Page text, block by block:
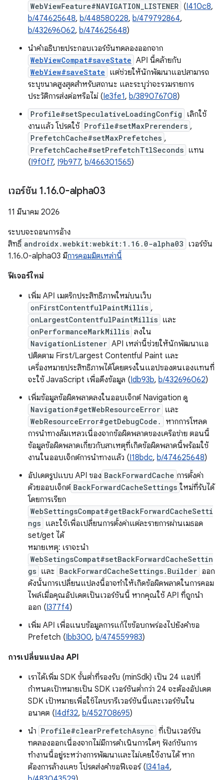
WebViewFeature#NAVIGATION_LISTENER (I410c8,
b/474625648, b/448580228, b/479792864,
b/432696062, b/474625648)
นำคำอธิบายประกอบเวอร์ชันทดลองออกจาก
WebViewCompat#saveState API นี้คล้ายกับ
WebView#saveState แต่ช่วยให้นักพัฒนาแอปสามารถ
ระบุขนาดสูงสุดสำหรับสถานะ และระบุว่าจะรวมรายการ
ประวัติการส่งต่อหรือไม่ (Ie3fe1, b/389076708)
Profile#setSpeculativeLoadingConfig เลิกใช้
งานแล้ว โปรดใช้ Profile#setMaxPrerenders ,
PrefetchCache#setMaxPrefetches ,
PrefetchCache#setPrefetchTtlSeconds แทน
(I9f0f7, I9b977, b/466301565)
เวอร์ชัน 1.16.0-alpha03
11 มีนาคม 2026
ระบบจะถอนการอ้าง
สิทธิ์ androidx.webkit:webkit:1.16.0-alpha03 เวอร์ชัน
1.16.0-alpha03 มีการคอมมิตเหล่านี้
ฟีเจอร์ใหม่
เพิ่ม API เมตริกประสิทธิภาพใหม่บนเว็บ
onFirstContentfulPaintMillis ,
onLargestContentfulPaintMillis และ
onPerformanceMarkMillis ลงใน
NavigationListener API เหล่านี้ช่วยให้นักพัฒนาแอ
ปติดตาม First/Largest Contentful Paint และ
เครื่องหมายประสิทธิภาพได้โดยตรงในแอปของตนเองแทนที่
จะใช้ JavaScript เพื่อดึงข้อมูล (Idb93b, b/432696062)
เพิ่มข้อมูลข้อผิดพลาดลงในออบเจ็กต์ Navigation ดู
Navigation#getWebResourceError และ
WebResourceError#getDebugCode.
หากการโหลด
การนำทางล้มเหลวเนื่องจากข้อผิดพลาดของเครือข่าย ตอนนี้
ข้อมูลข้อผิดพลาดเกี่ยวกับสาเหตุที่เกิดข้อผิดพลาดนี้พร้อมใช้
งานในออบเจ็กต์การนำทางแล้ว (I18bdc, b/474625648)
อัปเดตรูปแบบ API ของ BackForwardCache การตั้งค่า
ด้วยออบเจ็กต์ BackForwardCacheSettings ใหม่ที่รับได้
โดยการเรียก
WebSettingsCompat#getBackForwardCacheSetti
ngs และใช้เพื่อเปลี่ยนการตั้งค่าแต่ละรายการผ่านเมธอด
set/get ได้
หมายเหตุ: เราจะนำ
WebSetingsCompat#setBackForwardCacheSettin
gs และ BackForwardCacheSettings.Builder ออก
ดังนั้นการเปลี่ยนแปลงนี้อาจทำให้เกิดข้อผิดพลาดในการคอม
ไพล์เมื่อคุณอัปเดตเป็นเวอร์ชันนี้ หากคุณใช้ API ที่ถูกนำ
ออก (I377f4)
เพิ่ม API เพื่อแนบข้อมูลการแก้ไขข้อบกพร่องไปยังคำขอ
Prefetch (Ibb300, b/474559983)
การเปลี่ยนแปลง API
เราได้เพิ่ม SDK ขั้นต่ำที่รองรับ (minSdk) เป็น 24 แอปที่
กำหนดเป้าหมายเป็น SDK เวอร์ชันต่ำกว่า 24 จะต้องอัปเดต
SDK เป้าหมายเพื่อใช้ไลบรารีเวอร์ชันนี้และเวอร์ชันใน
อนาคต (I4df32, b/452708695)
นำ Profile#clearPrefetchAsync ที่เป็นเวอร์ชัน
ทดลองออกเนื่องจากไม่มีการดำเนินการใดๆ ฟังก์ชันการ
ทำงานนี้อยู่ระหว่างการพัฒนาและไม่เคยใช้งานได้ หาก
ต้องการล้างแคช โปรดส่งคำขอฟีเจอร์ (I341a4,